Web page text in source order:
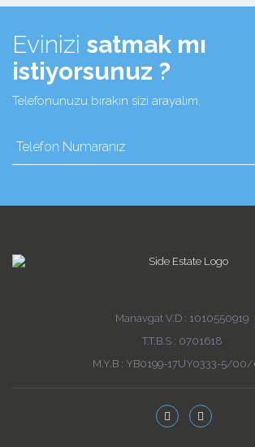
Evinizi satmak mı
istiyorsunuz ?
Telefonunuzu bırakın sizi arayalım.
Manavgat V.D : 1010550919
T.T.B.S : 0701618
M.Y.B : YB0199-17UY0333-5/